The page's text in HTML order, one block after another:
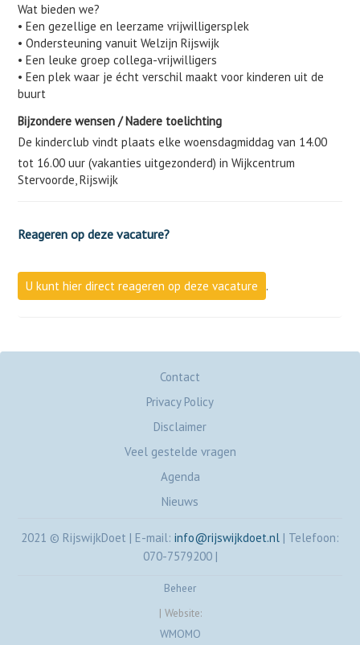
Wat bieden we?
• Een gezellige en leerzame vrijwilligersplek
• Ondersteuning vanuit Welzijn Rijswijk
• Een leuke groep collega-vrijwilligers
• Een plek waar je écht verschil maakt voor kinderen uit de
buurt
Bijzondere wensen / Nadere toelichting
De kinderclub vindt plaats elke woensdagmiddag van 14.00
tot 16.00 uur (vakanties uitgezonderd) in Wijkcentrum
Stervoorde, Rijswijk
Reageren op deze vacature?
U kunt hier direct reageren op deze vacature .
Contact
Privacy Policy
Disclaimer
Veel gestelde vragen
Agenda
Nieuws
2021 © RijswijkDoet | E-mail: info@rijswijkdoet.nl | Telefoon:
070-7579200 |
Beheer
| Website:
WMOMO